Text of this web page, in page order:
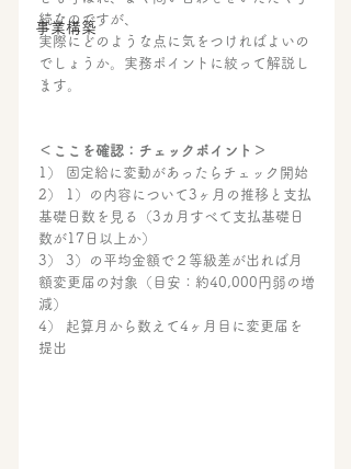
事業構築
続なのですが、
実際にどのような点に気をつければよいの
でしょうか。実務ポイントに絞って解説し
ます。
＜ここを確認：チェックポイント＞
1） 固定給に変動があったらチェック開始
2） 1）の内容について3ヶ月の推移と支払
基礎日数を見る（3カ月すべて支払基礎日
数が17日以上か）
3） 3）の平均金額で２等級差が出れば月
額変更届の対象（目安：約40,000円弱の増
減）
4） 起算月から数えて4ヶ月目に変更届を
提出